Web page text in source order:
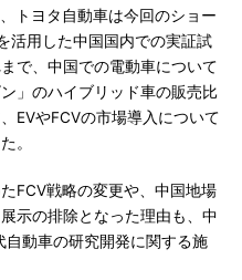
トヨタ自動車は今回のショー
活用した中国国内での実証試
で、中国での電動車について
」のハイブリッド車の販売比
EVやFCVの市場導入について
。
FCV戦略の変更や、中国地場
示の排除となった理由も、中
動車の研究開発に関する施